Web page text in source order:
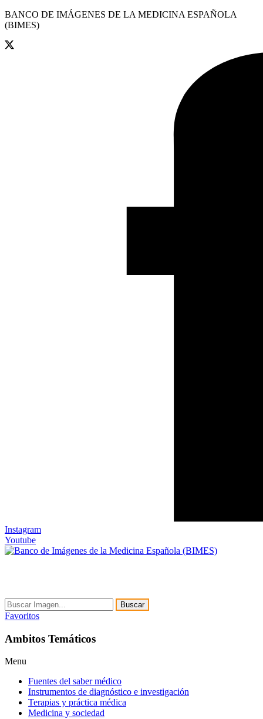
BANCO DE IMÁGENES DE LA MEDICINA ESPAÑOLA
(BIMES)
Instagram
Youtube
Buscar
Favoritos
Ambitos Temáticos
Menu
Fuentes del saber médico
Instrumentos de diagnóstico e investigación
Terapias y práctica médica
Medicina y sociedad